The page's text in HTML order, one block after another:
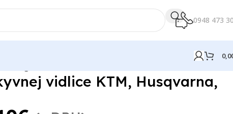
0948 473
vidlice KTM, Husqvarna,